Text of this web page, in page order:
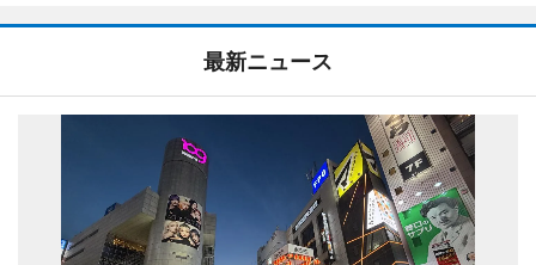
最新ニュース